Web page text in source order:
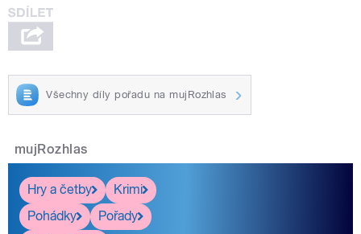
Všechny díly pořadu na mujRozhlas
mujRozhlas
Hry a četby
Krimi
Pohádky
Pořady